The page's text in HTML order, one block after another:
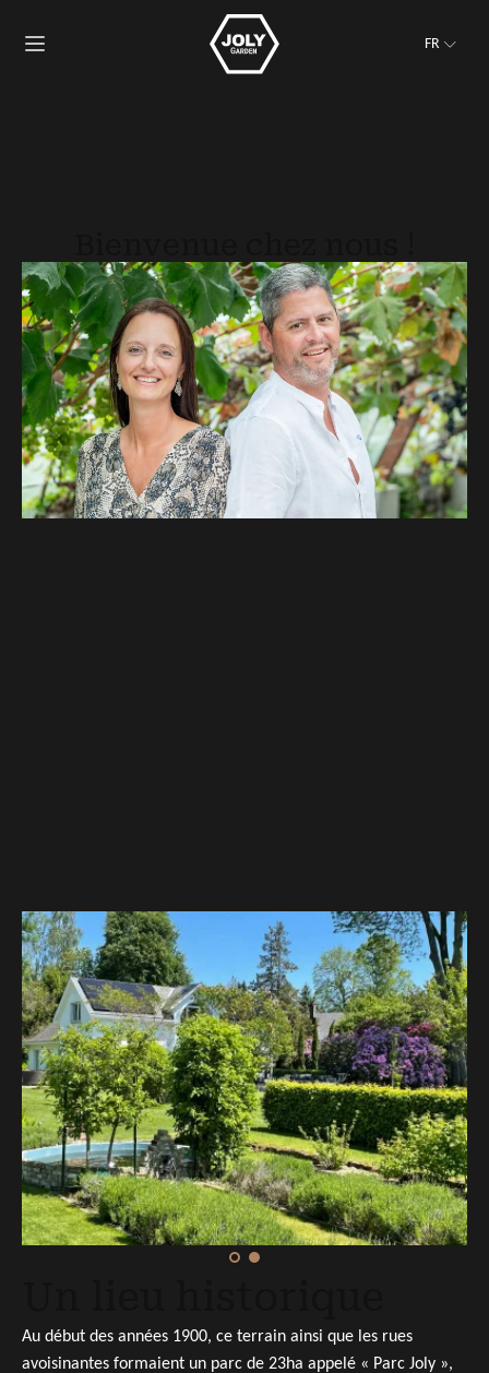
FR
Au début des années 1900, ce terrain ainsi que les rues
avoisinantes formaient un parc de 23ha appelé « Parc Joly »,